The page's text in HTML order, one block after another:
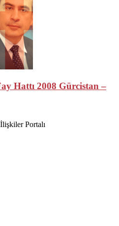
Hattı 2008 Gürcistan –
Portalı